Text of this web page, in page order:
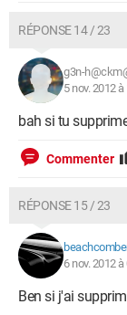
RÉPONSE 14 / 23
g3n-
5 nov. 2012 à
bah si tu
Commenter
RÉPONSE 15 / 23
6 nov. 2012 à
Ben si j'ai